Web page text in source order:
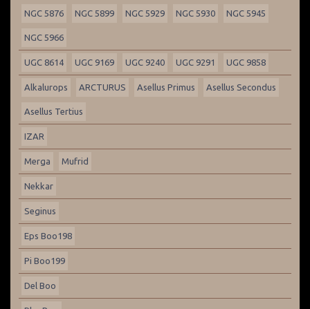
NGC 5876 NGC 5899 NGC 5929 NGC 5930 NGC 5945
NGC 5966
UGC 8614 UGC 9169 UGC 9240 UGC 9291 UGC 9858
Alkalurops ARCTURUS Asellus Primus Asellus Secondus
Asellus Tertius
IZAR
Merga Mufrid
Nekkar
Seginus
Eps Boo198
Pi Boo199
Del Boo